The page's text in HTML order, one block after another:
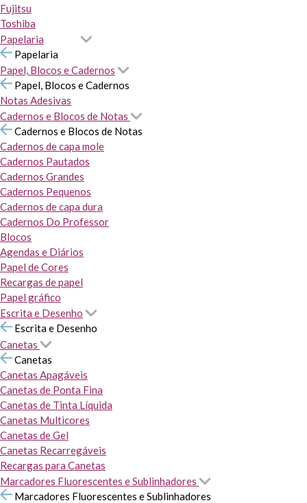
Fujitsu
Toshiba
Papelaria
Papelaria
Papel, Blocos e Cadernos
Papel, Blocos e Cadernos
Notas Adesivas
Cadernos e Blocos de Notas
Cadernos e Blocos de Notas
Cadernos de capa mole
Cadernos Pautados
Cadernos Grandes
Cadernos Pequenos
Cadernos de capa dura
Cadernos Do Professor
Blocos
Agendas e Diários
Papel de Cores
Recargas de papel
Papel gráfico
Escrita e Desenho
Escrita e Desenho
Canetas
Canetas
Canetas Apagáveis
Canetas de Ponta Fina
Canetas de Tinta Líquida
Canetas Multicores
Canetas de Gel
Canetas Recarregáveis
Recargas para Canetas
Marcadores Fluorescentes e Sublinhadores
Marcadores Fluorescentes e Sublinhadores